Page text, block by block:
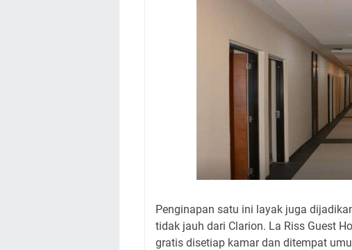
Penginapan satu ini layak juga
tidak jauh dari Clarion. La Riss Guest
gratis disetiap kamar dan ditempat